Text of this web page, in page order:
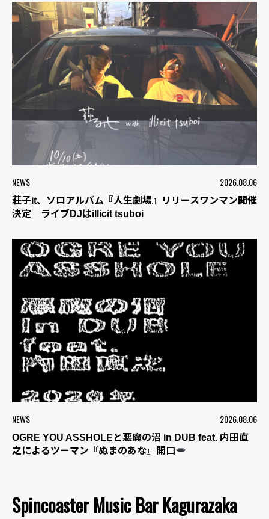
NEWS 2026.08.06
荘子it、ソロアルバム『人生劇場』リリースワンマン開催
決定 ライブDJはillicit tsuboi
NEWS 2026.08.06
OGRE YOU ASSHOLEと悪魔の沼 in DUB feat. 内田直
之によるツーマン『ぬまのあな』開口
Spincoaster Music Bar Kagurazaka